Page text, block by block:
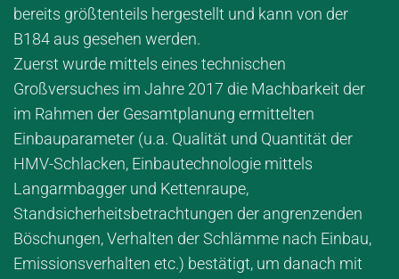
bereits größtenteils hergestellt und kann von der
B184 aus gesehen werden.
Zuerst wurde mittels eines technischen
Großversuches im Jahre 2017 die Machbarkeit der
im Rahmen der Gesamtplanung ermittelten
Einbauparameter (u.a. Qualität und Quantität der
HMV-Schlacken, Einbautechnologie mittels
Langarmbagger und Kettenraupe,
Standsicherheitsbetrachtungen der angrenzenden
Böschungen, Verhalten der Schlämme nach Einbau,
Emissionsverhalten etc.) bestätigt, um danach mit